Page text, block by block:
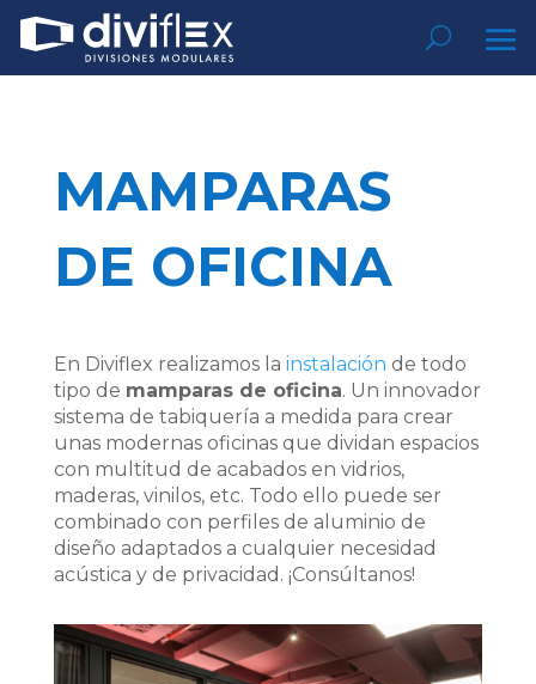
MAMPARAS
DE OFICINA
En Diviflex realizamos la instalación de todo
tipo de mamparas de oficina. Un innovador
sistema de tabiquería a medida para crear
unas modernas oficinas que dividan espacios
con multitud de acabados en vidrios,
maderas, vinilos, etc. Todo ello puede ser
combinado con perfiles de aluminio de
diseño adaptados a cualquier necesidad
acústica y de privacidad. ¡Consúltanos!